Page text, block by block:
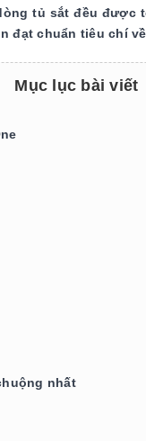
tủ sắt đều
đạt chuẩn tiêu chí
Mục lục bài viết
nhất